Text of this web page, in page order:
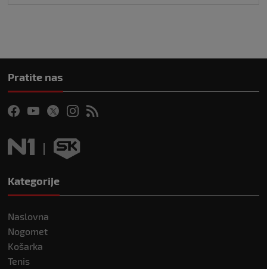
Pratite nas
Kategorije
Naslovna
Nogomet
Košarka
Tenis